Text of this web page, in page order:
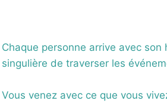
Chaque personne arrive avec
singulière de traverser les
Vous venez avec ce que vous